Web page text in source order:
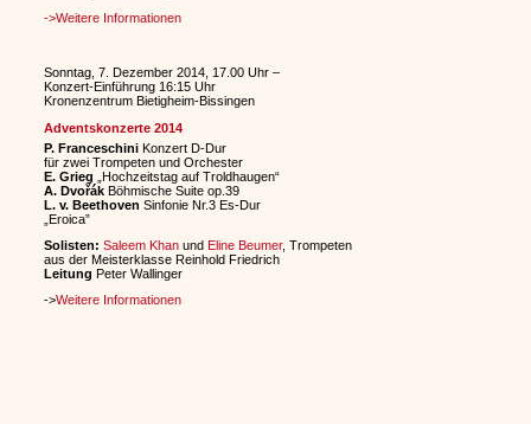
->Weitere Informationen
Sonntag, 7. Dezember 2014, 17.00 Uhr –
Konzert-Einführung 16:15 Uhr
Kronenzentrum Bietigheim-Bissingen
Adventskonzerte 2014
P. FranceschiniKonzert D-Dur
für zwei Trompeten und Orchester
E. Grieg „Hochzeitstag auf Troldhaugen“
A. DvořákBöhmische Suite op.39
L. v. Beethoven Sinfonie Nr.3 Es-Dur
„Eroica”
Solisten: Saleem Khanund Eline Beumer, Trompeten
aus der Meisterklasse Reinhold Friedrich
Leitung Peter Wallinger
->Weitere Informationen